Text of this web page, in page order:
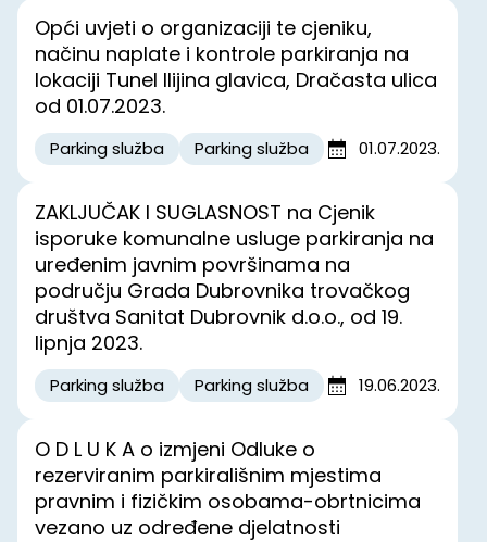
Opći uvjeti o organizaciji te cjeniku,
načinu naplate i kontrole parkiranja na
lokaciji Tunel Ilijina glavica, Dračasta ulica
od 01.07.2023.
Parking služba Parking služba 01.07.2023.
ZAKLJUČAK I SUGLASNOST na Cjenik
isporuke komunalne usluge parkiranja na
uređenim javnim površinama na
području Grada Dubrovnika trovačkog
društva Sanitat Dubrovnik d.o.o., od 19.
lipnja 2023.
Parking služba Parking služba 19.06.2023.
O D L U K A o izmjeni Odluke o
rezerviranim parkirališnim mjestima
pravnim i fizičkim osobama-obrtnicima
vezano uz određene djelatnosti